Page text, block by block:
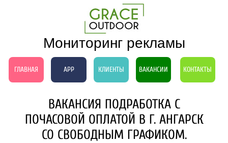
Мониторинг рекламы
ГЛАВНАЯ APP КЛИЕНТЫ ВАКАНСИИ КОНТАКТЫ
ВАКАНСИЯ ПОДРАБОТКА С
ПОЧАСОВОЙ ОПЛАТОЙ В Г. АНГАРСК
СО СВОБОДНЫМ ГРАФИКОМ.